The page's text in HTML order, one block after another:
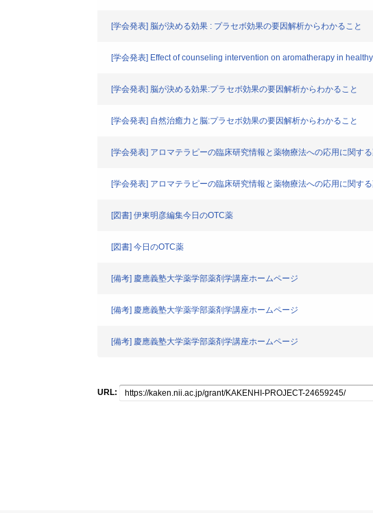
[学会発表] 脳が決める効果 : プラセボ効果の要因解析からわかること
[学会発表] Effect of counseling intervention on aromatherapy in
[学会発表] 脳が決める効果:プラセボ効果の要因解析からわかること
[学会発表] 自然治癒力と脳:プラセボ効果の要因解析からわかること
[学会発表] アロマテラピーの臨床研究情報と薬物療法への応用に関す
[学会発表] アロマテラピーの臨床研究情報と薬物療法への応用に関する
[図書] 伊東明彦編集今日のOTC薬
[図書] 今日のOTC薬
[備考] 慶應義塾大学薬学部薬剤学講座ホームページ
[備考] 慶應義塾大学薬学部薬剤学講座ホームページ
[備考] 慶應義塾大学薬学部薬剤学講座ホームページ
URL: